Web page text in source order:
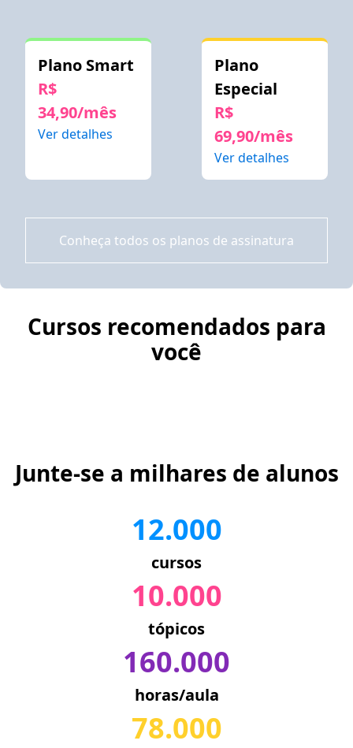
Plano Smart
R$
34,90/mês
Ver detalhes
Plano
Especial
R$
69,90/mês
Ver detalhes
Conheça todos os planos de assinatura
Cursos recomendados para
você
Junte-se a milhares de alunos
12.000
cursos
10.000
tópicos
160.000
horas/aula
78.000